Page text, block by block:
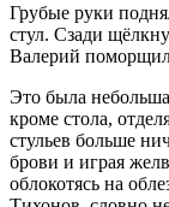
Грубые руки
стул. Сзади
Валерий
Это была
кроме стола,
стульев больше
брови и играя
облокотясь на